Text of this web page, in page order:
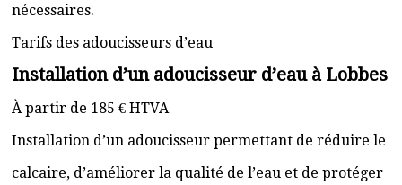
nécessaires.
Tarifs des adoucisseurs d’eau
Installation d’un adoucisseur d’eau à Lobbes
À partir de 185 € HTVA
Installation d’un adoucisseur permettant de réduire le
calcaire, d’améliorer la qualité de l’eau et de protéger